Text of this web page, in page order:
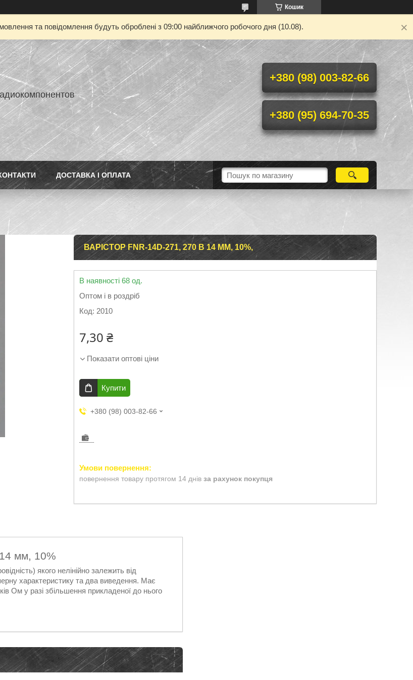
Кошик
та повідомлення будуть оброблені з 09:00 найближчого робочого дня (10.08).
+380 (98) 003-82-66
+380 (95) 694-70-35
ДОСТАВКА І ОПЛАТА
ВАРІСТОР FNR-14D-271, 270 В 14 ММ, 10%,
В наявності 68 од.
Оптом і в роздріб
Код: 2010
7,30 ₴
Показати оптові ціни
Купити
+380 (98) 003-82-66
повернення товару протягом 14 днів за рахунок покупця
мм, 10%
якого нелінійно залежить від
характеристику та два виведення. Має
Ом у разі збільшення прикладеної до нього